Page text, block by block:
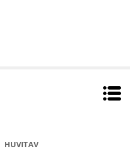
HUVITAV